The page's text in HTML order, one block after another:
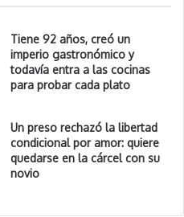
Tiene 92 años, creó un
imperio gastronómico y
todavía entra a las cocinas
para probar cada plato
Un preso rechazó la libertad
condicional por amor: quiere
quedarse en la cárcel con su
novio